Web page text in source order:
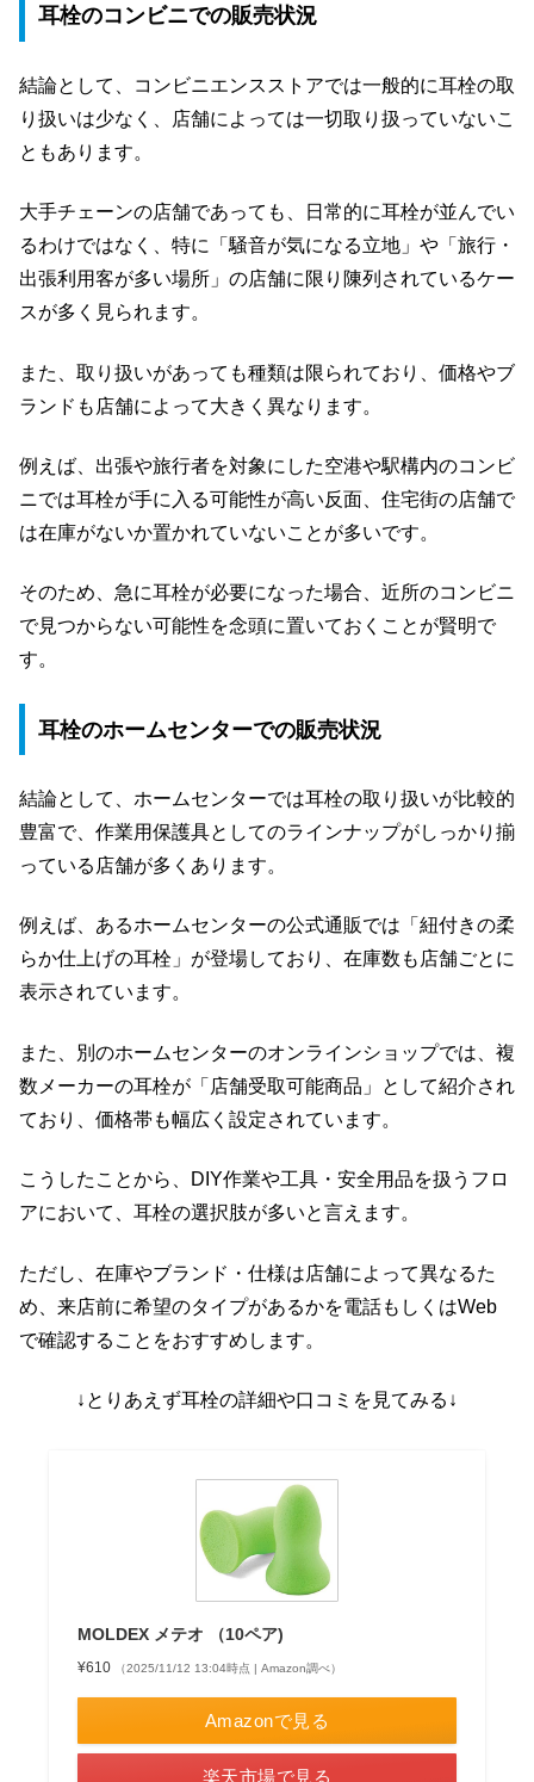
耳栓のコンビニでの販売状況
結論として、コンビニエンスストアでは一般的に耳栓の取
り扱いは少なく、店舗によっては一切取り扱っていないこ
ともあります。
大手チェーンの店舗であっても、日常的に耳栓が並んでい
るわけではなく、特に「騒音が気になる立地」や「旅行・
出張利用客が多い場所」の店舗に限り陳列されているケー
スが多く見られます。
また、取り扱いがあっても種類は限られており、価格やブ
ランドも店舗によって大きく異なります。
例えば、出張や旅行者を対象にした空港や駅構内のコンビ
ニでは耳栓が手に入る可能性が高い反面、住宅街の店舗で
は在庫がないか置かれていないことが多いです。
そのため、急に耳栓が必要になった場合、近所のコンビニ
で見つからない可能性を念頭に置いておくことが賢明で
す。
耳栓のホームセンターでの販売状況
結論として、ホームセンターでは耳栓の取り扱いが比較的
豊富で、作業用保護具としてのラインナップがしっかり揃
っている店舗が多くあります。
例えば、あるホームセンターの公式通販では「紐付きの柔
らか仕上げの耳栓」が登場しており、在庫数も店舗ごとに
表示されています。
また、別のホームセンターのオンラインショップでは、複
数メーカーの耳栓が「店舗受取可能商品」として紹介され
ており、価格帯も幅広く設定されています。
こうしたことから、DIY作業や工具・安全用品を扱うフロ
アにおいて、耳栓の選択肢が多いと言えます。
ただし、在庫やブランド・仕様は店舗によって異なるた
め、来店前に希望のタイプがあるかを電話もしくはWeb
で確認することをおすすめします。
↓とりあえず耳栓の詳細や口コミを見てみる↓
MOLDEX メテオ （10ペア)
¥610 （2025/11/12 13:04時点 | Amazon調べ）
Amazonで見る
楽天市場で見る